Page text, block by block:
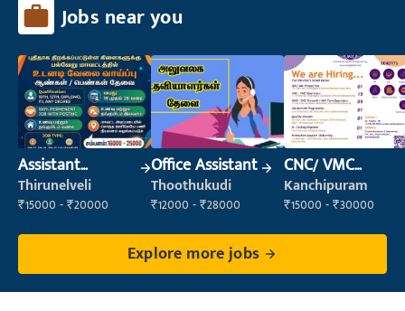
Jobs near you
Assistant
Manager
Thirunelveli
₹15000 - ₹20000
Office Assistant
Thoothukudi
₹12000 - ₹28000
CNC/ VMC
Operator
Kanchipuram
₹15000 - ₹30000
Explore more jobs